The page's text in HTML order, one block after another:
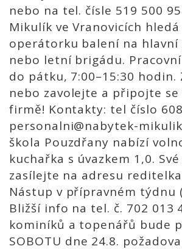
nebo na tel. čísle 519 500
Mikulík ve Vranovicích
operátorku balení na
nebo letní brigádu.
do pátku, 7:00–15:30
nebo zavolejte a připojte
firmě! Kontakty: tel číslo
personalni@nabytek-
škola Pouzdřany nabízí
kuchařka s úvazkem 1,0.
zasílejte na adresu
Nástup v přípravném týdnu
Bližší info na tel. č. 702
kominíků a topenářů bude
SOBOTU dne 24.8.